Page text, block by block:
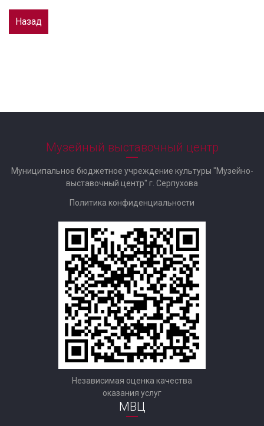
Назад
Музейный выставочный центр
Муниципальное бюджетное учреждение культуры "Музейно-
выставочный центр" г. Серпухова
Политика конфиденциальности
Независимая оценка качества
оказания услуг
МВЦ